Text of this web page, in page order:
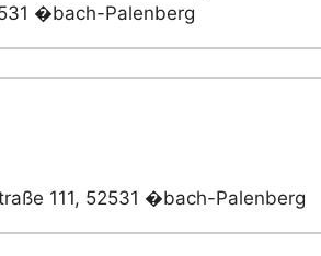
�bach-Palenberg
111, 52531 �bach-Palenberg